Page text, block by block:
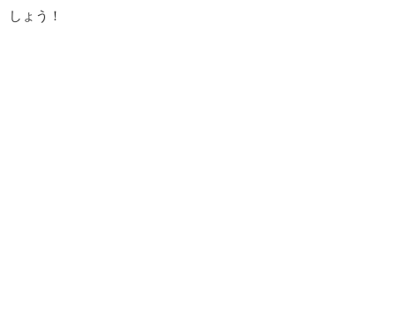
しょう！